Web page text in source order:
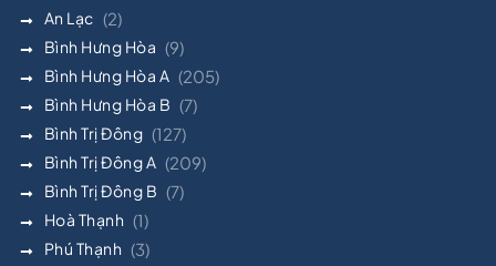
An Lạc (2)
Bình Hưng Hòa (9)
Bình Hưng Hòa A (205)
Bình Hưng Hòa B (7)
Bình Trị Đông (127)
Bình Trị Đông A (209)
Bình Trị Đông B (7)
Hoà Thạnh (1)
Phú Thạnh (3)